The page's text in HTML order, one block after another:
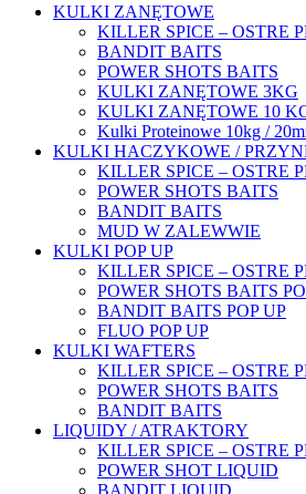
KULKI ZANĘTOWE
KILLER SPICE – OSTRE
BANDIT BAITS
POWER SHOTS BAITS
KULKI ZANĘTOWE 3KG
KULKI ZANĘTOWE 10
Kulki Proteinowe 10kg /
KULKI HACZYKOWE /
KILLER SPICE – OSTRE
POWER SHOTS BAITS
BANDIT BAITS
MUD W ZALEWWIE
KULKI POP UP
KILLER SPICE – OSTRE
POWER SHOTS BAITS
BANDIT BAITS POP UP
FLUO POP UP
KULKI WAFTERS
KILLER SPICE – OSTRE
POWER SHOTS BAITS
BANDIT BAITS
LIQUIDY / ATRAKTORY
KILLER SPICE – OSTRE
POWER SHOT LIQUID
BANDIT LIQUID